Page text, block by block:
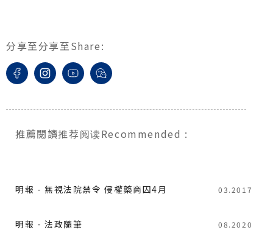
分享至分享至Share:
推薦閱讀推荐阅读Recommended :
明報 - 無視法院禁令 侵權藥商囚4月 03.2017
明報 - 法政隨筆 08.2020